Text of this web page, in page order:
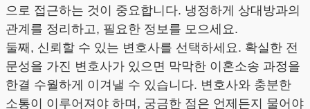
으로 접근하는 것이 중요합니다. 냉정하게 상대방과의
관계를 정리하고, 필요한 정보를 모으세요.
둘째, 신뢰할 수 있는 변호사를 선택하세요. 확실한 전
문성을 가진 변호사가 있으면 막막한 이혼소송 과정을
한결 수월하게 이겨낼 수 있습니다. 변호사와 충분한
소통이 이루어져야 하며, 궁금한 점은 언제든지 물어야